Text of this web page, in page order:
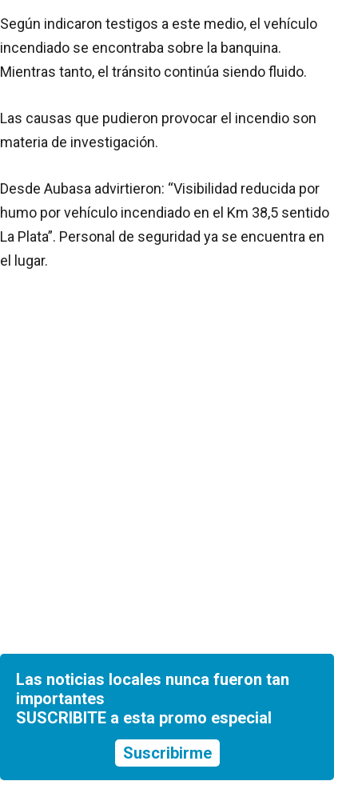
Según indicaron testigos a este medio, el vehículo
incendiado se encontraba sobre la banquina.
Mientras tanto, el tránsito continúa siendo fluido.
Las causas que pudieron provocar el incendio son
materia de investigación.
Desde Aubasa advirtieron: “Visibilidad reducida por
humo por vehículo incendiado en el Km 38,5 sentido
La Plata”. Personal de seguridad ya se encuentra en
el lugar.
Las noticias locales nunca fueron tan
importantes
SUSCRIBITE a esta promo especial
Suscribirme